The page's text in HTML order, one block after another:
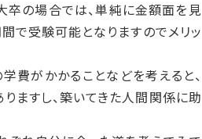
卒の場合では、単純に金額面を見
で受験可能となりますのでメリッ
費がかかることなどを考えると、
ますし、築いてきた人間関係に助